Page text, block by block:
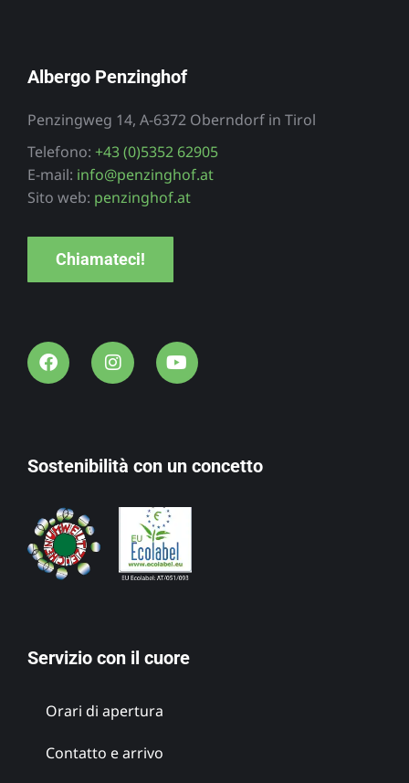
Albergo Penzinghof
Penzingweg 14, A-6372 Oberndorf in Tirol
Telefono: +43 (0)5352 62905
E-mail: info@penzinghof.at
Sito web: penzinghof.at
Chiamateci!
Sostenibilità con un concetto
Servizio con il cuore
Orari di apertura
Contatto e arrivo